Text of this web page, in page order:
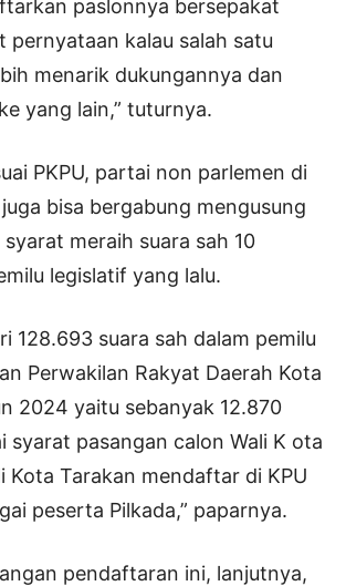
paslonnya bersepakat
pernyataan kalau salah satu
menarik dukungannya dan
yang lain,” tuturnya.
PKPU, partai non parlemen di
bisa bergabung mengusung
meraih suara sah 10
legislatif yang lalu.
128.693 suara sah dalam pemilu
Perwakilan Rakyat Daerah Kota
2024 yaitu sebanyak 12.870
syarat pasangan calon Wali K ota
Kota Tarakan mendaftar di KPU
peserta Pilkada,” paparnya.
pendaftaran ini, lanjutnya,